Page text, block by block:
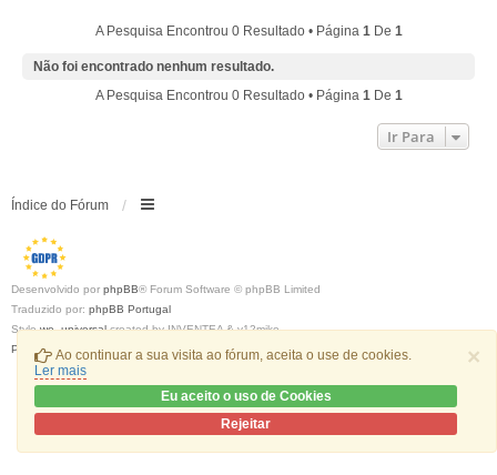
×
Ao continuar a sua visita ao fórum, aceita o use de cookies.
Ler mais
Eu aceito o uso de Cookies
Rejeitar
A Pesquisa Encontrou 0 Resultado • Página 1De 1
Não foi encontrado nenhum resultado.
A Pesquisa Encontrou 0 Resultado • Página 1De 1
Ir Para
Índice do Fórum
Desenvolvido por phpBB® Forum Software © phpBB Limited
Traduzido por: phpBB Portugal
Stylewe_universalcreated by INVENTEA & v12mike
Privacidade
Termos